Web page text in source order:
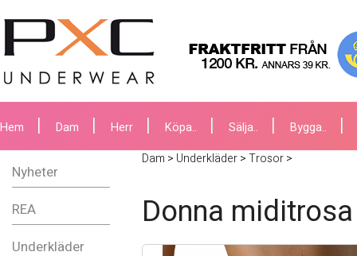
Hem Dam Herr Köpa.. Sälja.. Bygga..
Nyheter
REA
Underkläder
Dam > Underkläder>Trosor>
Donna